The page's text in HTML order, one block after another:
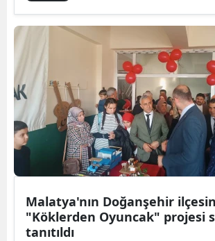
Malatya'nın Doğanşehir
"Köklerden Oyuncak" projesi
tanıtıldı